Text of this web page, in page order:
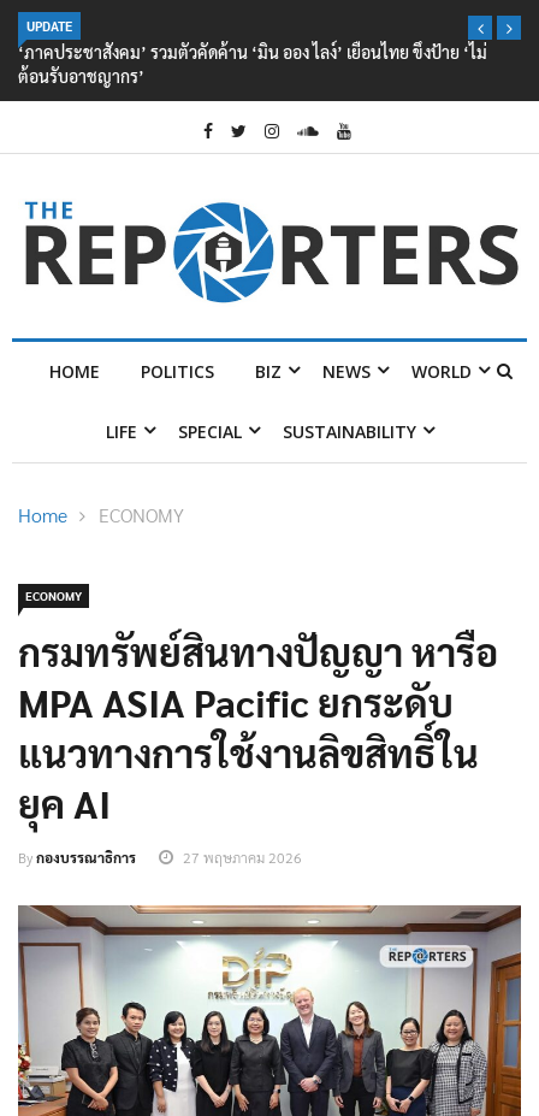
UPDATE
‘ภาคประชาสังคม’ รวมตัวคัดค้าน ‘มิน ออง ไลง์’ เยือนไทย ขึงป้าย ‘ไม่
ต้อนรับอาชญากร’
HOME POLITICS BIZ NEWS WORLD
LIFE SPECIAL SUSTAINABILITY
Home ECONOMY
ECONOMY
กรมทรัพย์สินทางปัญญา หารือ
MPA ASIA Pacific ยกระดับ
แนวทางการใช้งานลิขสิทธิ์ใน
ยุค AI
Byกองบรรณาธิการ 27 พฤษภาคม 2026